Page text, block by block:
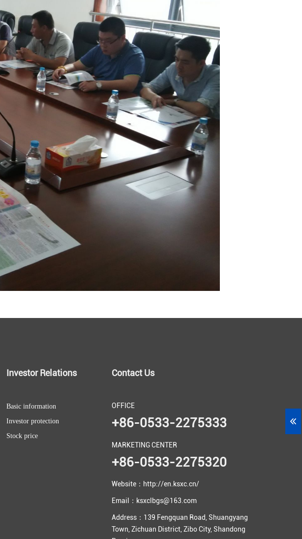
Investor Relations
Basic information
Investor protection
Stock price
Contact Us
OFFICE
+86-0533-2275333
MARKETING CENTER
+86-0533-2275320
Website：http://en.ksxc.cn/
Email：ksxclbgs@163.com
Address：139 Fengquan Road, Shuangyang
Town, Zichuan District, Zibo City, Shandong